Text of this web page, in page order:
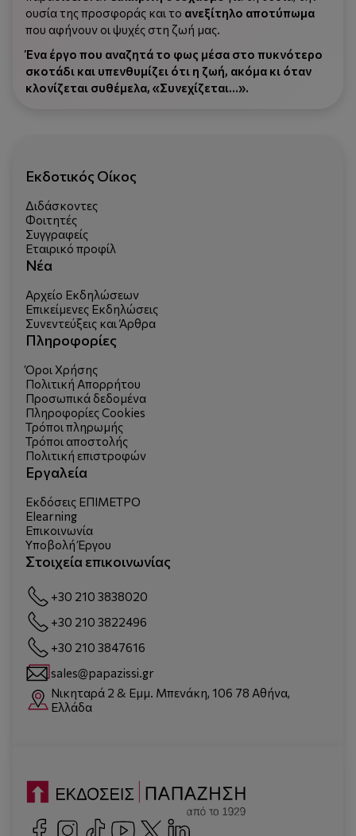
ουσία της προσφοράς και το ανεξίτηλο αποτύπωμα
που αφήνουν οι ψυχές στη ζωή μας.
Ένα έργο που αναζητά το φως μέσα στο πυκνότερο
σκοτάδι και υπενθυμίζει ότι η ζωή, ακόμα κι όταν
κλονίζεται συθέμελα, «Συνεχίζεται...».
Εκδοτικός Οίκος
Διδάσκοντες
Φοιτητές
Συγγραφείς
Εταιρικό προφίλ
Νέα
Αρχείο Εκδηλώσεων
Επικείμενες Εκδηλώσεις
Συνεντεύξεις και Άρθρα
Πληροφορίες
Όροι Χρήσης
Πολιτική Απορρήτου
Προσωπικά δεδομένα
Πληροφορίες Cookies
Τρόποι πληρωμής
Τρόποι αποστολής
Πολιτική επιστροφών
Εργαλεία
Εκδόσεις ΕΠΙΜΕΤΡΟ
Elearning
Επικοινωνία
Υποβολή Έργου
Στοιχεία επικοινωνίας
+30 210 3838020
+30 210 3822496
+30 210 3847616
sales@papazissi.gr
Νικηταρά 2 & Εμμ. Μπενάκη, 106 78 Αθήνα,
Ελλάδα